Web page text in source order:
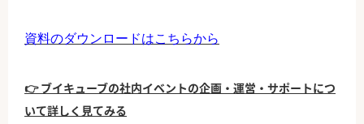
資料のダウンロードはこちらから
👉 ブイキューブの社内イベントの企画・運営・サポートにつ
いて詳しく見てみる